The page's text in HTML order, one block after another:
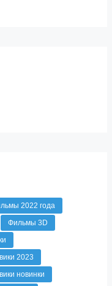
2022 года
Фильмы 3D
2023
новинки